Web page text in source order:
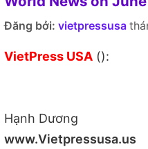
Đăng bởi: vietpressusa
VietPress USA ():
Hạnh Dương
www.Vietpressusa.us